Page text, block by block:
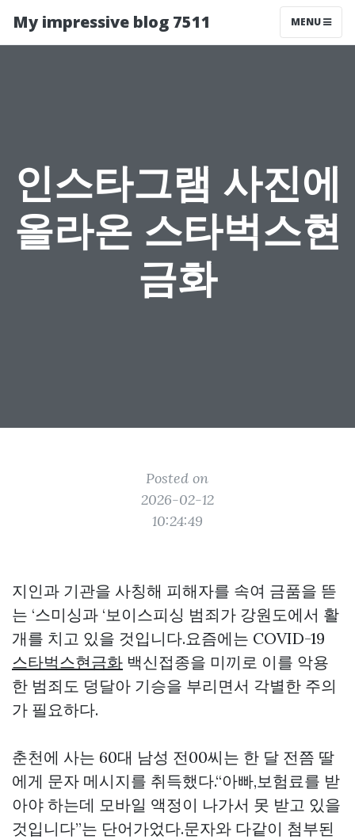
My impressive blog 7511 MENU
인스타그램 사진에
올라온 스타벅스현
금화
Posted on
2026-02-12
10:24:49
지인과 기관을 사칭해 피해자를 속여 금품을 뜯
는 ‘스미싱과 ‘보이스피싱 범죄가 강원도에서 활
개를 치고 있을 것입니다.요즘에는 COVID-19
스타벅스현금화 백신접종을 미끼로 이를 악용
한 범죄도 덩달아 기승을 부리면서 각별한 주의
가 필요하다.
춘천에 사는 60대 남성 전00씨는 한 달 전쯤 딸
에게 문자 메시지를 취득했다.“아빠,보험료를 받
아야 하는데 모바일 액정이 나가서 못 받고 있을
것입니다”는 단어가었다.문자와 다같이 첨부된